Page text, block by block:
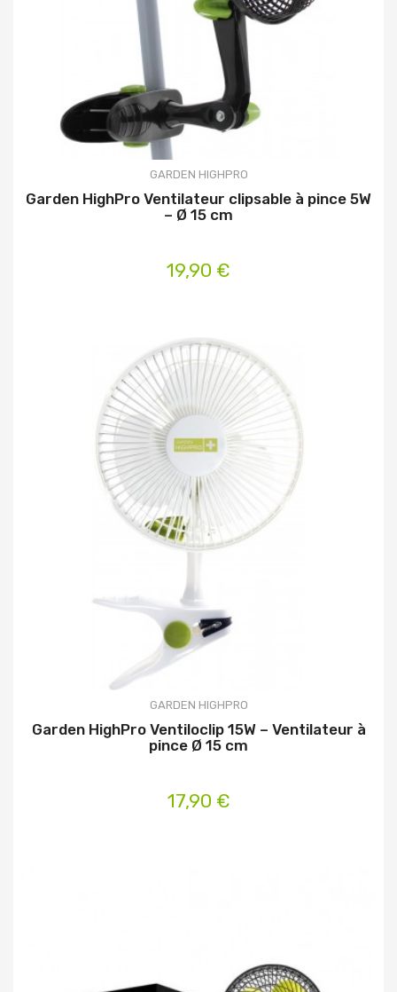
GARDEN HIGHPRO
Garden HighPro Ventilateur clipsable à pince 5W
– Ø 15 cm
19,90 €
GARDEN HIGHPRO
Garden HighPro Ventiloclip 15W – Ventilateur à
pince Ø 15 cm
17,90 €